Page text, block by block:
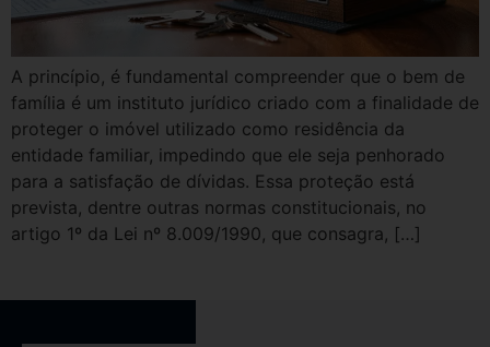
A princípio, é fundamental compreender que o bem de
família é um instituto jurídico criado com a finalidade de
proteger o imóvel utilizado como residência da
entidade familiar, impedindo que ele seja penhorado
para a satisfação de dívidas. Essa proteção está
prevista, dentre outras normas constitucionais, no
artigo 1º da Lei nº 8.009/1990, que consagra, […]